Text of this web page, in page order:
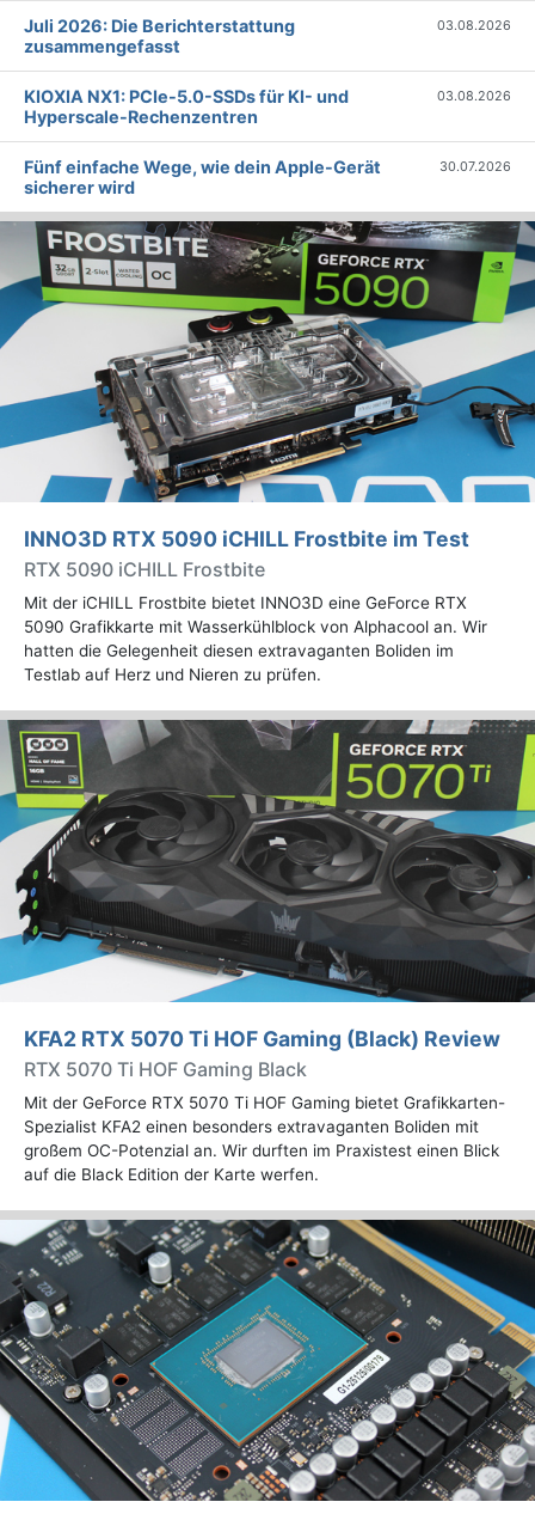
Juli 2026: Die Bericht­erstattung
zusammengefasst
03.08.2026
KIOXIA NX1: PCIe-5.0-SSDs für KI- und
Hyperscale-Rechenzentren
03.08.2026
Fünf einfache Wege, wie dein Apple-Gerät
sicherer wird
30.07.2026
INNO3D RTX 5090 iCHILL Frostbite im Test
RTX 5090 iCHILL Frostbite
Mit der iCHILL Frostbite bietet INNO3D eine GeForce RTX
5090 Grafikkarte mit Wasserkühlblock von Alphacool an. Wir
hatten die Gelegenheit diesen extravaganten Boliden im
Testlab auf Herz und Nieren zu prüfen.
KFA2 RTX 5070 Ti HOF Gaming (Black) Review
RTX 5070 Ti HOF Gaming Black
Mit der GeForce RTX 5070 Ti HOF Gaming bietet Grafikkarten-
Spezialist KFA2 einen besonders extravaganten Boliden mit
großem OC-Potenzial an. Wir durften im Praxistest einen Blick
auf die Black Edition der Karte werfen.